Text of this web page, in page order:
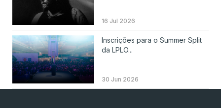
16 Jul 2026
Inscrições para o Summer Split
da LPLO...
30 Jun 2026